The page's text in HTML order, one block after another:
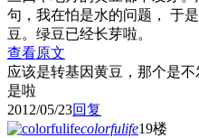
句，我在怕是水的问题， 于
豆。绿豆已经长芽啦。
查看原文
应该是转基因黄豆，那个是
是啦
2012/05/23回复
colorfulife19楼